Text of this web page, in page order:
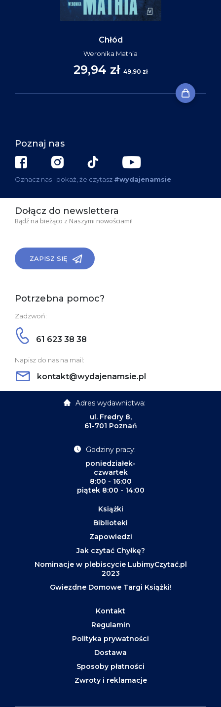
Chłód
Weronika Mathia
29,94 zł 49,90 zł
Poznaj nas
Oznacz nas i pokaż, że czytasz #wydajenamsie
Dołącz do newslettera
Bądź na bieżąco z Naszymi nowościami!
ZAPISZ SIĘ
Potrzebna pomoc?
Zadzwoń:
61 623 38 38
Napisz do nas na mail:
kontakt@wydajenamsie.pl
Adres wydawnictwa:
ul. Fredry 8,
61-701 Poznań
Godziny pracy:
poniedziałek-
czwartek
8:00 - 16:00
piątek 8:00 - 14:00
Książki
Biblioteki
Zapowiedzi
Jak czytać Chyłkę?
Nominacje w plebiscycie LubimyCzytać.pl
2023
Gwiezdne Domowe Targi Książki!
Kontakt
Regulamin
Polityka prywatności
Dostawa
Sposoby płatności
Zwroty i reklamacje